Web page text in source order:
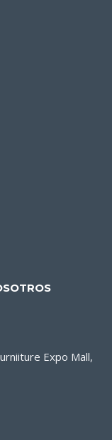
Expo Mall,